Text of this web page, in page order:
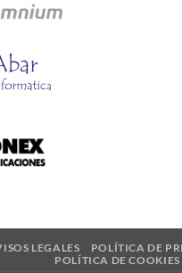
LEGALES
POLÍTICA DE
POLÍTICA DE COOKIES